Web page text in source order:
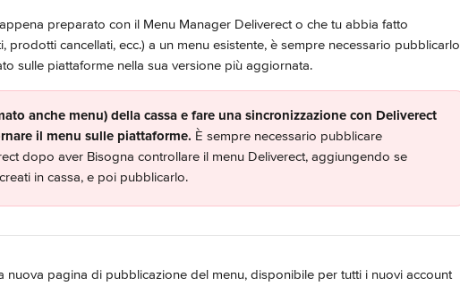
preparato con il Menu Manager Deliverect o che tu abbia fatto
prodotti cancellati, ecc.) a un menu esistente, è sempre necessario pubblicarlo
sulle piattaforme nella sua versione più aggiornata.
anche menu) della cassa e fare una sincronizzazione con Deliverect
il menu sulle piattaforme. È sempre necessario pubblicare
dopo aver Bisogna controllare il menu Deliverect, aggiungendo se
in cassa, e poi pubblicarlo.
nuova pagina di pubblicazione del menu, disponibile per tutti i nuovi account